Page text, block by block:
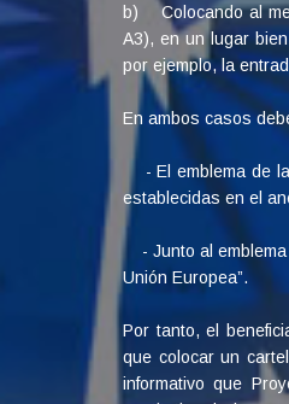
b) Colocando al
A3), en un lugar
por ejemplo, la
En ambos casos
- El emblema de la
establecidas en el
- Junto al emblema
Unión Europea”.
Por tanto, el
que colocar un
informativo que